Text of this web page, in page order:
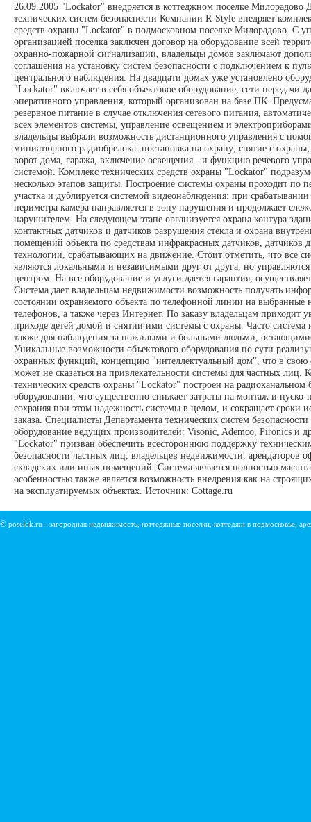
26.09.2005 "Lockator" внедряется в коттеджном поселке Милорадово
технических систем безопасности Компании R-Style внедряет
средств охраны "Lockator" в подмосковном поселке Милорадово . С
организацией поселка заключен договор на оборудование всей
охранно-пожарной сигнализации, владельцы домов заключают
соглашения на установку систем безопасности с подключением к
центрального наблюдения. На двадцати домах уже установлено
"Lockator" включает в себя объектовое оборудование, сети передачи
оперативного управления, который организован на базе ПК.
резервное питание в случае отключения сетевого питания,
всех элементов системы, управление освещением и
владельцы выбрали возможность дистанционного управления с
миниатюрного радиобрелока: постановка на охрану; снятие с
ворот дома, гаража, включение освещения - и функцию речевого
системой. Комплекс технических средств охраны "Lockator"
несколько этапов защиты. Построение системы охраны проходит по
участка и дублируется системой видеонаблюдения: при срабатывании
периметра камера направляется в зону нарушения и продолжает
нарушителем. На следующем этапе организуется охрана контура
контактных датчиков и датчиков разрушения стекла и охрана
помещений объекта по средствам инфракрасных датчиков, датчиков
технологии, срабатывающих на движение. Стоит отметить, что все
являются локальными и независимыми друг от друга, но
центром. На все оборудование и услуги дается гарантия,
Система дает владельцам недвижимости возможность получать
состоянии охраняемого объекта по телефонной линии на выбранные
телефонов, а также через Интернет. По заказу владельцам приходит
приходе детей домой и снятии ими системы с охраны. Часто система
также для наблюдения за пожилыми и больными людьми,
Уникальные возможности объектового оборудования по сути
охранных функций, концепцию "интеллектуальный дом", что в свою
может не сказаться на привлекательности системы для частных лиц.
технических средств охраны "Lockator" построен на радиоканальном
оборудовании, что существенно снижает затраты на монтаж и пуско-
сохраняя при этом надежность системы в целом, и сокращает сроки
заказа. Специалисты Департамента технических систем
оборудование ведущих производителей: Visonic, Ademco, Pironics и
"Lockator" призван обеспечить всестороннюю поддержку
безопасности частных лиц, владельцев недвижимости, арендаторов
складских или иных помещений. Система является полностью
особенностью также является возможность внедрения как на
на эксплуатируемых объектах. Источник: Cottage.ru
© poselok.ru - загородная недвижимость, коттеджные поселки, коттеджи в подмосковье,